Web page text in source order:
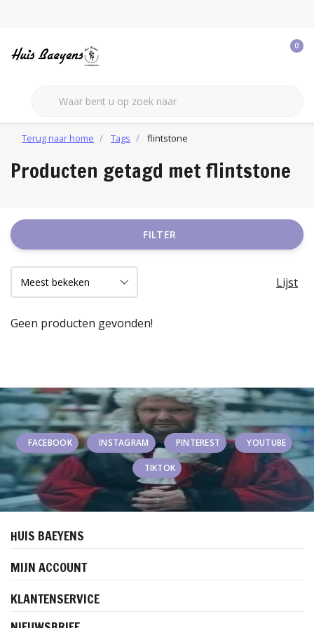
0
Terug naar home Tags flintstone
Producten getagd met flintstone
FILTER
Lijst
Geen producten gevonden!
FACEBOOK INSTAGRAM PINTEREST YOUTUBE
TIKTOK
HUIS BAEYENS
MIJN ACCOUNT
KLANTENSERVICE